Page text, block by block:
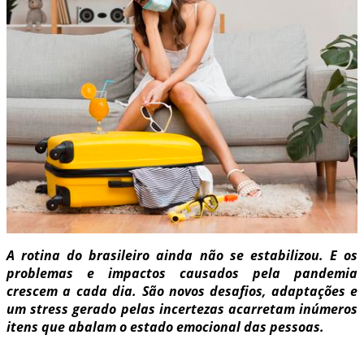
A rotina do brasileiro ainda não se estabilizou. E os
problemas e impactos causados pela pandemia
crescem a cada dia. São novos desafios, adaptações e
um stress gerado pelas incertezas acarretam inúmeros
itens que abalam o estado emocional das pessoas.